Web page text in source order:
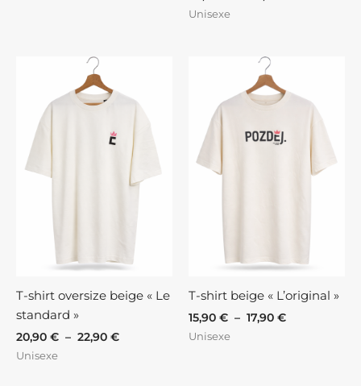
Unisexe
T-shirt oversize beige « Le
standard »
20,90 € – 22,90 €
20,90 €
22,90 €
Unisexe
T-shirt beige « L’original »
15,90 € – 17,90 €
prix :
15,90 €
Unisexe